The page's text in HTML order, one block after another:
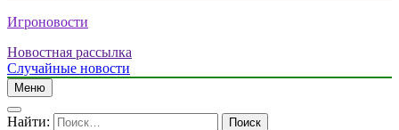
Игроновости
Новостная рассылка
Случайные новости
Меню
Найти: